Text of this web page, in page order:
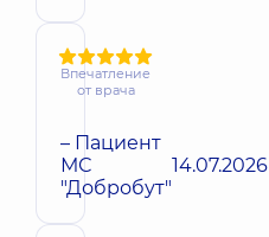
Впечатление
от врача
– Пациент
МС
"Добробут"
14.07.2026